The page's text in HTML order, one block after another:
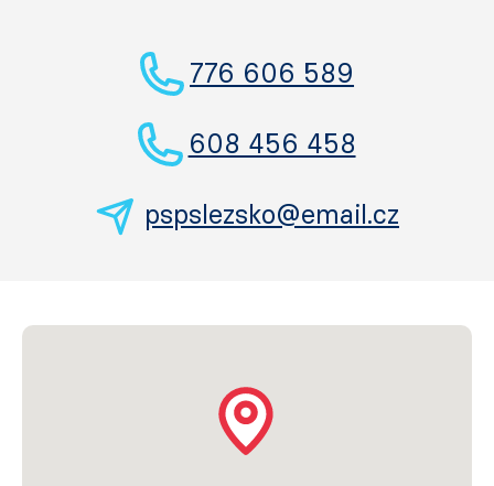
776 606 589
608 456 458
pspslezsko@email.cz